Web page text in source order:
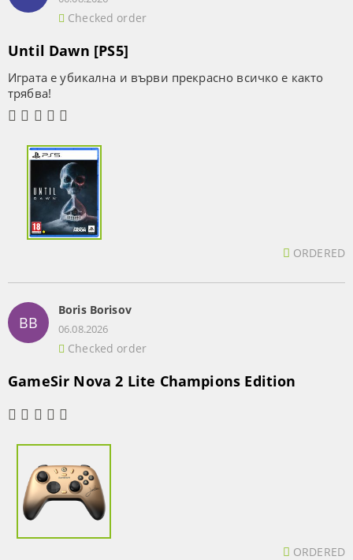
Checked order
Until Dawn [PS5]
Играта е убикална и върви прекрасно всичко е както
трябва!
ORDERED
BB
Boris Borisov
06.08.2026
Checked order
GameSir Nova 2 Lite Champions Edition
ORDERED